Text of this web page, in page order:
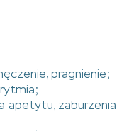
pragnienie;
apetytu, zaburzenia